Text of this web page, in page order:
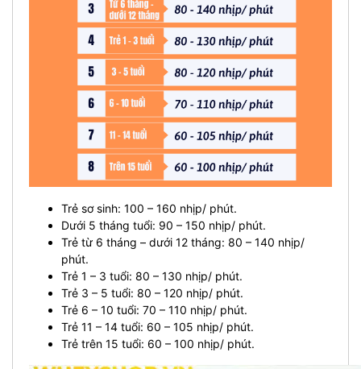
Trẻ sơ sinh: 100 – 160 nhịp/ phút.
Dưới 5 tháng tuổi: 90 – 150 nhịp/ phút.
Trẻ từ 6 tháng – dưới 12 tháng: 80 – 140 nhịp/
phút.
Trẻ 1 – 3 tuổi: 80 – 130 nhịp/ phút.
Trẻ 3 – 5 tuổi: 80 – 120 nhịp/ phút.
Trẻ 6 – 10 tuổi: 70 – 110 nhịp/ phút.
Trẻ 11 – 14 tuổi: 60 – 105 nhịp/ phút.
Trẻ trên 15 tuổi: 60 – 100 nhịp/ phút.